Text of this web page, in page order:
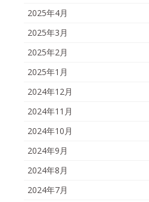
2025年4月
2025年3月
2025年2月
2025年1月
2024年12月
2024年11月
2024年10月
2024年9月
2024年8月
2024年7月